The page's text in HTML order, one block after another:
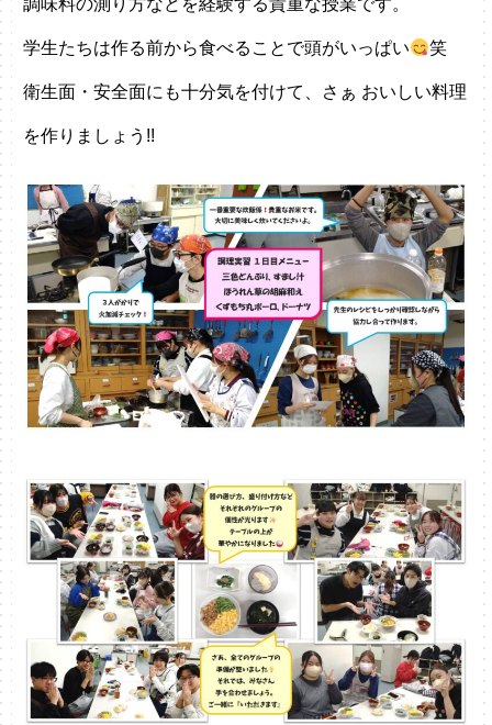
調味料の測り方などを経験する貴重な授業です。
学生たちは作る前から食べることで頭がいっぱい 笑
衛生面・安全面にも十分気を付けて、さぁ おいしい料理
を作りましょう!!